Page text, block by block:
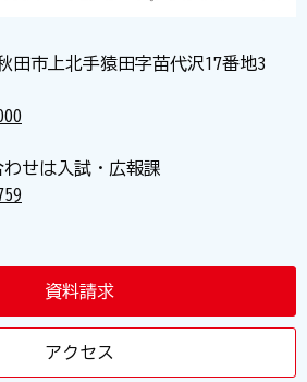
市上北手猿田字苗代沢17番地3
せは入試・広報課
資料請求
アクセス